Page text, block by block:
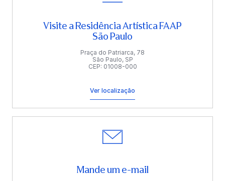
Visite a Residência Artística FAAP
São Paulo
Praça do Patriarca, 78
São Paulo, SP
CEP: 01008-000
Ver localização
Mande um e-mail